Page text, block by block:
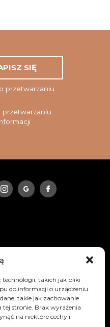
takich jak pliki
do informacji o urządzeniu.
takie jak zachowanie
stronie. Brak wyrażenia
na niektóre cechy i
przetwarzaniu
przetwarzaniu